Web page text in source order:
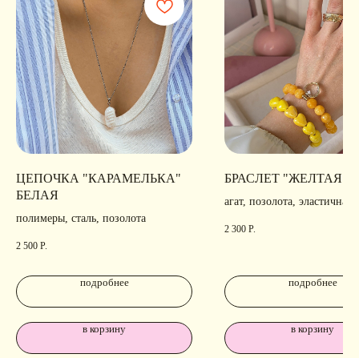
ЦЕПОЧКА "КАРАМЕЛЬКА"
БЕЛАЯ
полимеры, сталь, позолота
2 500 Р.
подробнее
в корзину
БРАСЛЕТ "ЖЕЛТАЯ
агат, позолота, эластичная
2 300 Р.
подробнее
в корзину
Сайт разработан
Digital-Step